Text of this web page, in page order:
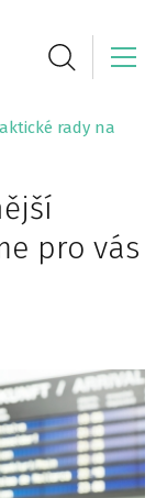
rady na
pro vás